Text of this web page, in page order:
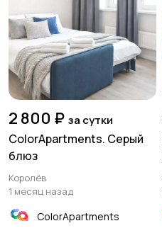
2 800 ₽ за сутки
ColorApartments. Серый
блюз
Королёв
1 месяц назад
ColorApartments